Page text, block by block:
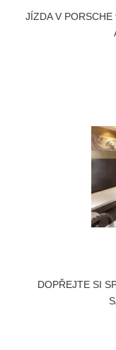
JÍZDA V
DOPŘEJTE SI